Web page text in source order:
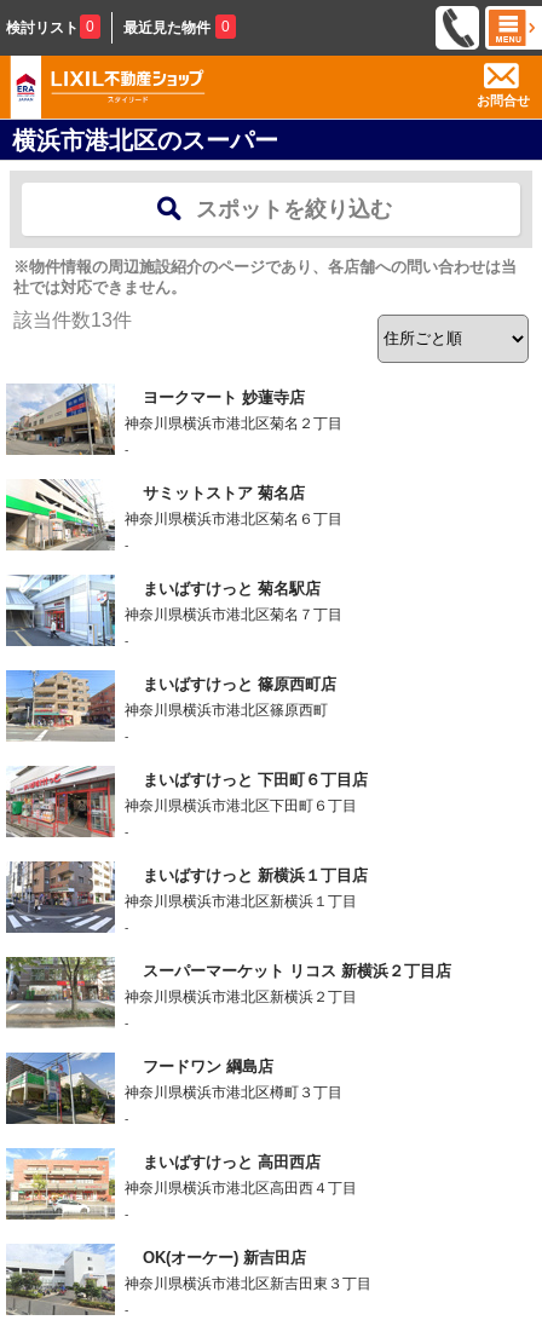
検討リスト 0 最近見た物件 0
お問合せ
横浜市港北区のスーパー
スポットを絞り込む
※物件情報の周辺施設紹介のページであり、各店舗への問い合わせは当
社では対応できません。
該当件数13件
ヨークマート 妙蓮寺店
神奈川県横浜市港北区菊名２丁目
-
サミットストア 菊名店
神奈川県横浜市港北区菊名６丁目
-
まいばすけっと 菊名駅店
神奈川県横浜市港北区菊名７丁目
-
まいばすけっと 篠原西町店
神奈川県横浜市港北区篠原西町
-
まいばすけっと 下田町６丁目店
神奈川県横浜市港北区下田町６丁目
-
まいばすけっと 新横浜１丁目店
神奈川県横浜市港北区新横浜１丁目
-
スーパーマーケット リコス 新横浜２丁目店
神奈川県横浜市港北区新横浜２丁目
-
フードワン 綱島店
神奈川県横浜市港北区樽町３丁目
-
まいばすけっと 高田西店
神奈川県横浜市港北区高田西４丁目
-
OK(オーケー) 新吉田店
神奈川県横浜市港北区新吉田東３丁目
-